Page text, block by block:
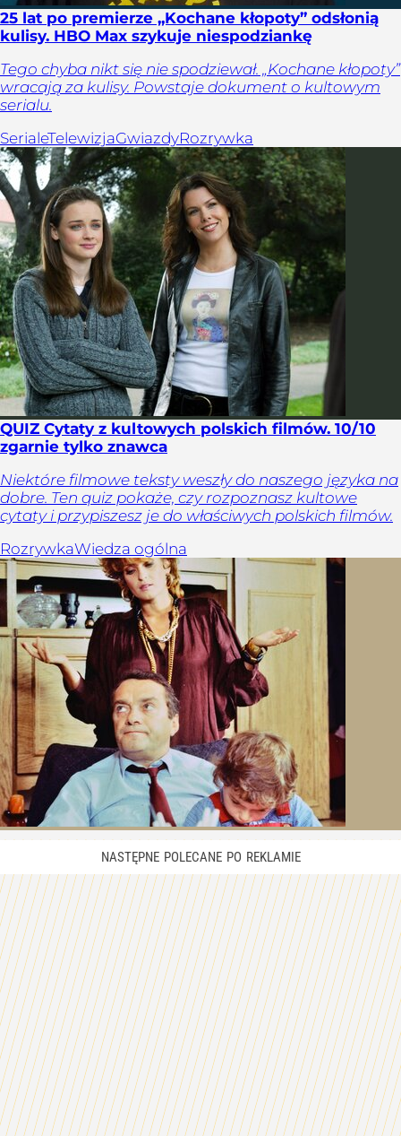
25 lat po premierze „Kochane kłopoty” odsłonią
kulisy. HBO Max szykuje niespodziankę
Tego chyba nikt się nie spodziewał. „Kochane kłopoty”
wracają za kulisy. Powstaje dokument o kultowym
serialu.
SerialeTelewizjaGwiazdyRozrywka
QUIZ Cytaty z kultowych polskich filmów. 10/10
zgarnie tylko znawca
Niektóre filmowe teksty weszły do naszego języka na
dobre. Ten quiz pokaże, czy rozpoznasz kultowe
cytaty i przypiszesz je do właściwych polskich filmów.
RozrywkaWiedza ogólna